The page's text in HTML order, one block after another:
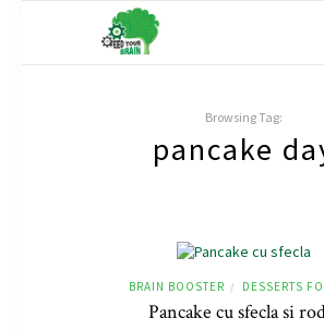
Browsing Tag:
pancake
BRAIN BOOSTER / DESSERTS
Pancake cu sfecla si